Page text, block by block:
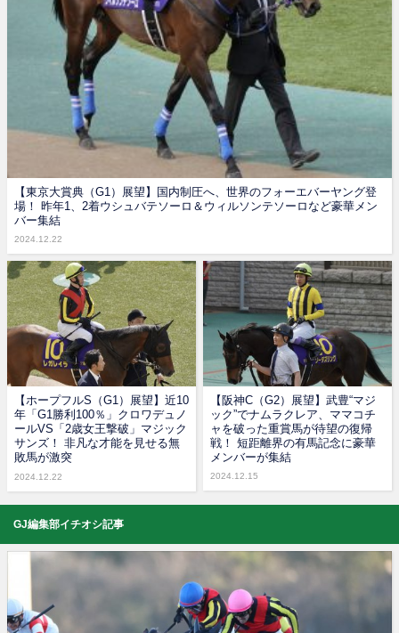
【東京大賞典（G1）展望】国内制圧へ、世界のフォーエバーヤング登
場！ 昨年1、2着ウシュバテソーロ＆ウィルソンテソーロなど豪華メン
バー集結
2024.12.22
【ホープフルS（G1）展望】近10
年「G1勝利100％」クロワデュノ
ールVS「2歳女王撃破」マジック
サンズ！ 非凡な才能を見せる無
敗馬が激突
2024.12.22
【阪神C（G2）展望】武豊“マジ
ック”でナムラクレア、ママコチ
ャを破った重賞馬が待望の復帰
戦！ 短距離界の有馬記念に豪華
メンバーが集結
2024.12.15
GJ編集部イチオシ記事